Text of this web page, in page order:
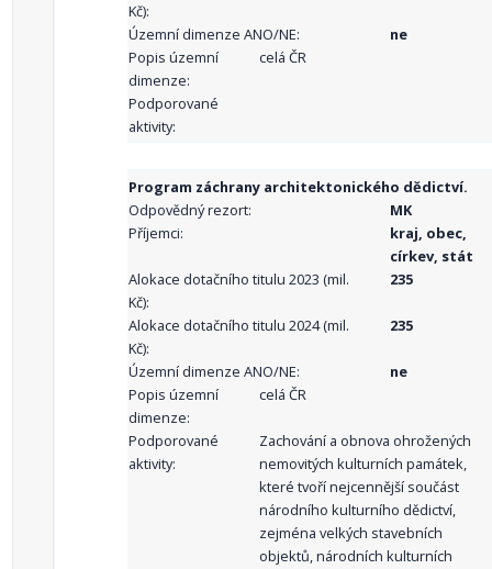
Kč):
Územní dimenze ANO/NE:
ne
Popis územní
dimenze:
celá ČR
Podporované
aktivity:
Program záchrany architektonického dědictví.
Odpovědný rezort:
MK
Příjemci:
kraj, obec,
církev, stát
Alokace dotačního titulu 2023 (mil.
Kč):
235
Alokace dotačního titulu 2024 (mil.
Kč):
235
Územní dimenze ANO/NE:
ne
Popis územní
dimenze:
celá ČR
Podporované
aktivity:
Zachování a obnova ohrožených
nemovitých kulturních památek,
které tvoří nejcennější součást
národního kulturního dědictví,
zejména velkých stavebních
objektů, národních kulturních